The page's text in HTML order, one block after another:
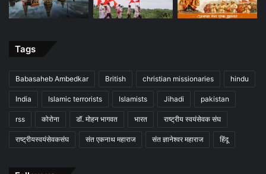
Tags
Babasaheb Ambedkar British christian missionaries hindu
India Islamic terrorists Islamists Jihadi pakistan
rss कोरोना डॉ. मोहन भागवत भारत राष्ट्रीय स्वयंसेवक संघ
राष्ट्रीयस्वयंसेवकसंघ संत एकनाथ महाराज संत ज्ञानेश्वर महाराज हिंदू